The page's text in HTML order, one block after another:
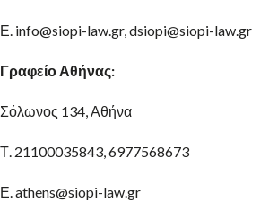
Ε. info@siopi-law.gr, dsiopi@siopi-law.gr
Γραφείο Αθήνας:
Σόλωνος 134, Αθήνα
Τ. 21100035843, 6977568673
Ε. athens@siopi-law.gr